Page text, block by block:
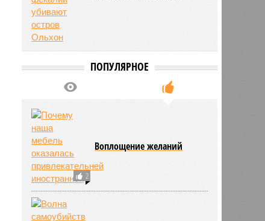
ПОПУЛЯРНОЕ
2
Воплощение желаний